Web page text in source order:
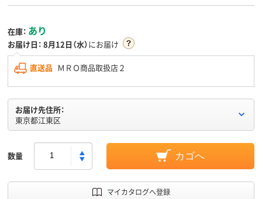
在庫： あり
お届け日： 8月12日（水）にお届け
直送品 ＭＲＯ商品取扱店２
お届け先住所：
東京都江東区
数量 カゴへ
マイカタログへ登録